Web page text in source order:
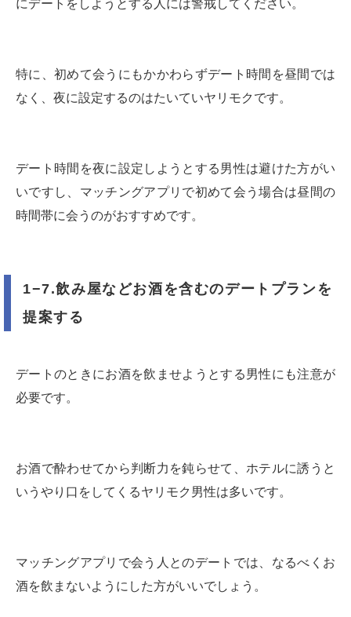
にデートをしようとする人には警戒してください。
特に、初めて会うにもかかわらずデート時間を昼間では
なく、夜に設定するのはたいていヤリモクです。
デート時間を夜に設定しようとする男性は避けた方がい
いですし、マッチングアプリで初めて会う場合は昼間の
時間帯に会うのがおすすめです。
1−7.飲み屋などお酒を含むのデートプランを
提案する
デートのときにお酒を飲ませようとする男性にも注意が
必要です。
お酒で酔わせてから判断力を鈍らせて、ホテルに誘うと
いうやり口をしてくるヤリモク男性は多いです。
マッチングアプリで会う人とのデートでは、なるべくお
酒を飲まないようにした方がいいでしょう。